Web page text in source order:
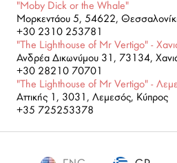
"Moby Dick or the Whale"
Μορκεντάου 5, 54622,
+30 2310 253781
"The Lighthouse of Mr Vertigo" -
Ανδρέα Δικωνύμου 31, 73134,
+30 28210 70701
"The Lighthouse of Mr Vertigo" -
Αττικής 1, 3031, Λεμεσός, Κύπρος
+35 725253378